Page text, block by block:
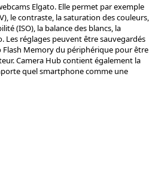
Elgato. Elle permet par exemple
le contraste, la saturation des couleurs,
(ISO), la balance des blancs, la
réglages peuvent être sauvegardés
Memory du périphérique pour être
Camera Hub contient également la
quel smartphone comme une